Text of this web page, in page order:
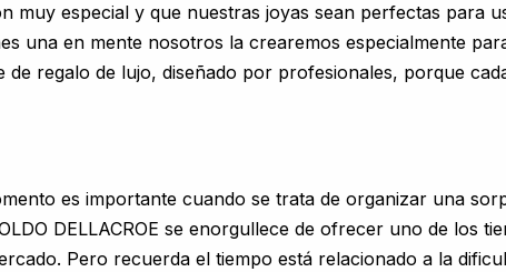
muy especial y que nuestras joyas sean perfectas para
una en mente nosotros la crearemos especialmente
de regalo de lujo, diseñado por profesionales, porque
es importante cuando se trata de organizar una
DELLACROE se enorgullece de ofrecer uno de los
Pero recuerda el tiempo está relacionado a la